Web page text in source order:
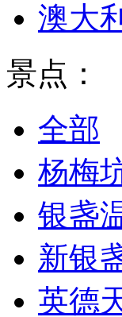
澳大
景点：
全部
杨梅
银盏
新银
英德